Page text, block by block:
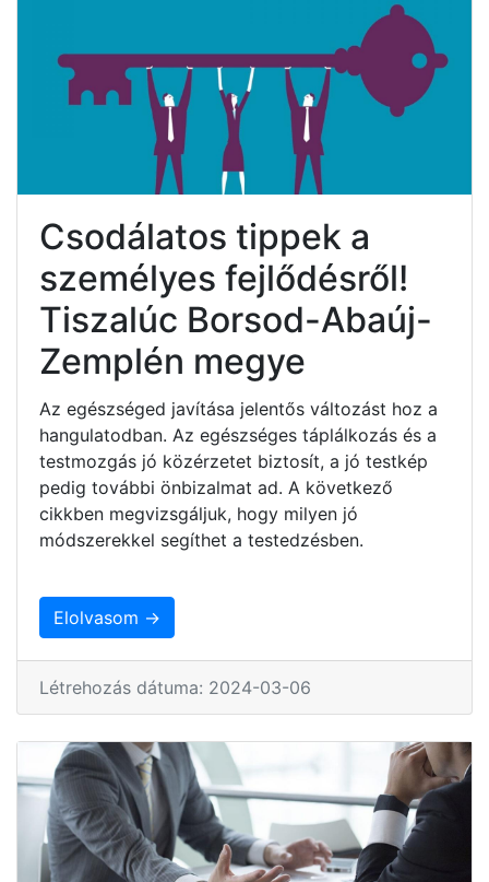
Csodálatos tippek a
személyes fejlődésről!
Tiszalúc Borsod-Abaúj-
Zemplén megye
Az egészséged javítása jelentős változást hoz a
hangulatodban. Az egészséges táplálkozás és a
testmozgás jó közérzetet biztosít, a jó testkép
pedig további önbizalmat ad. A következő
cikkben megvizsgáljuk, hogy milyen jó
módszerekkel segíthet a testedzésben.
Elolvasom →
Létrehozás dátuma: 2024-03-06